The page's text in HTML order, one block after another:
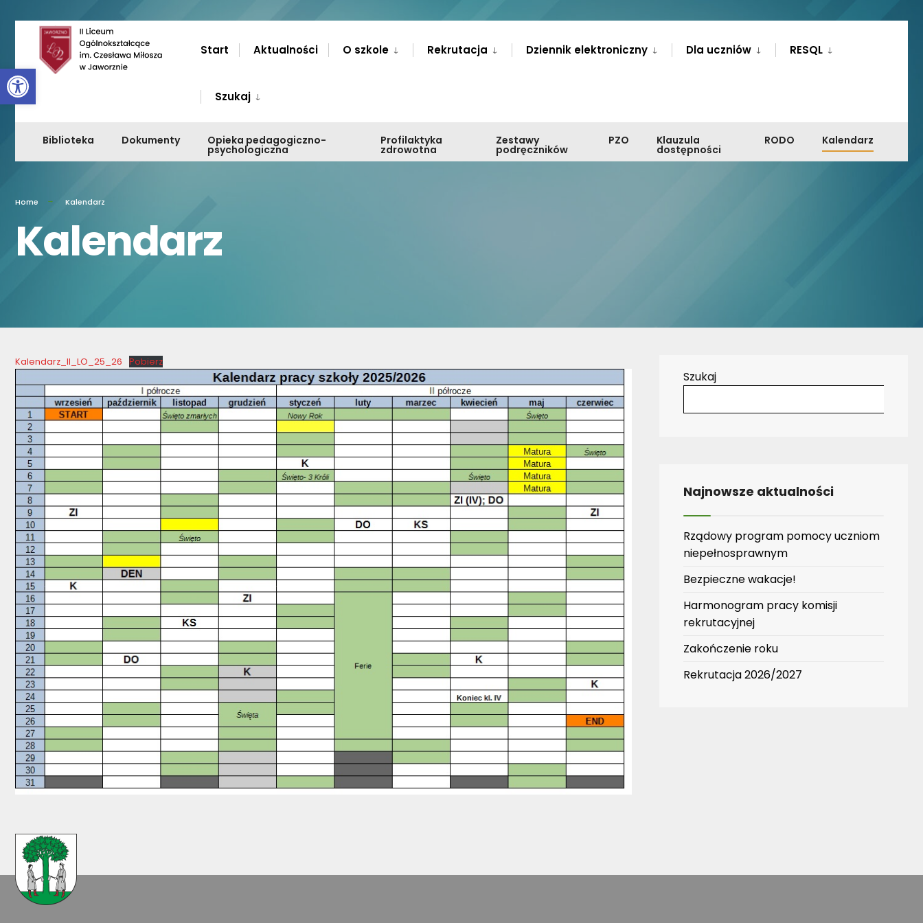
Otwórz pasek narzędzi
Przejdź
zawartości
Start Aktualności O szkole Rekrutacja Dziennik elektroniczny Dla uczniów RESQL
Szukaj
Biblioteka Dokumenty Opieka pedagogiczno-
psychologiczna
Profilaktyka
zdrowotna
Zestawy
podręczników
PZO Klauzula
dostępności
RODO Kalendarz
Home Kalendarz
Kalendarz
Kalendarz_II_LO_25_26 Pobierz
Szukaj
Najnowsze aktualności
Rządowy program pomocy uczniom
niepełnosprawnym
Bezpieczne wakacje!
Harmonogram pracy komisji
rekrutacyjnej
Zakończenie roku
Rekrutacja 2026/2027